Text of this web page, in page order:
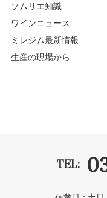
ソムリエ知識
ワインニュース
ミレジム最新情報
生産の現場から
TEL: